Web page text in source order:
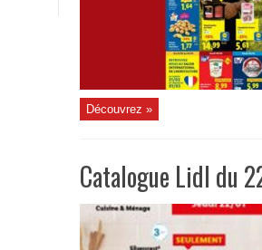
Découvrez »
Catalogue Lidl du